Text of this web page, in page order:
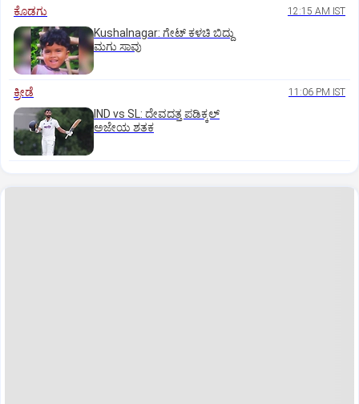
ಕೊಡಗು 12:15 AM IST
Kushalnagar: ಗೇಟ್ ಕಳಚಿ ಬಿದ್ದು
ಮಗು ಸಾವು
ಕ್ರೀಡೆ 11:06 PM IST
IND vs SL: ದೇವದತ್ತ ಪಡಿಕ್ಕಲ್‌
ಅಜೇಯ ಶತಕ